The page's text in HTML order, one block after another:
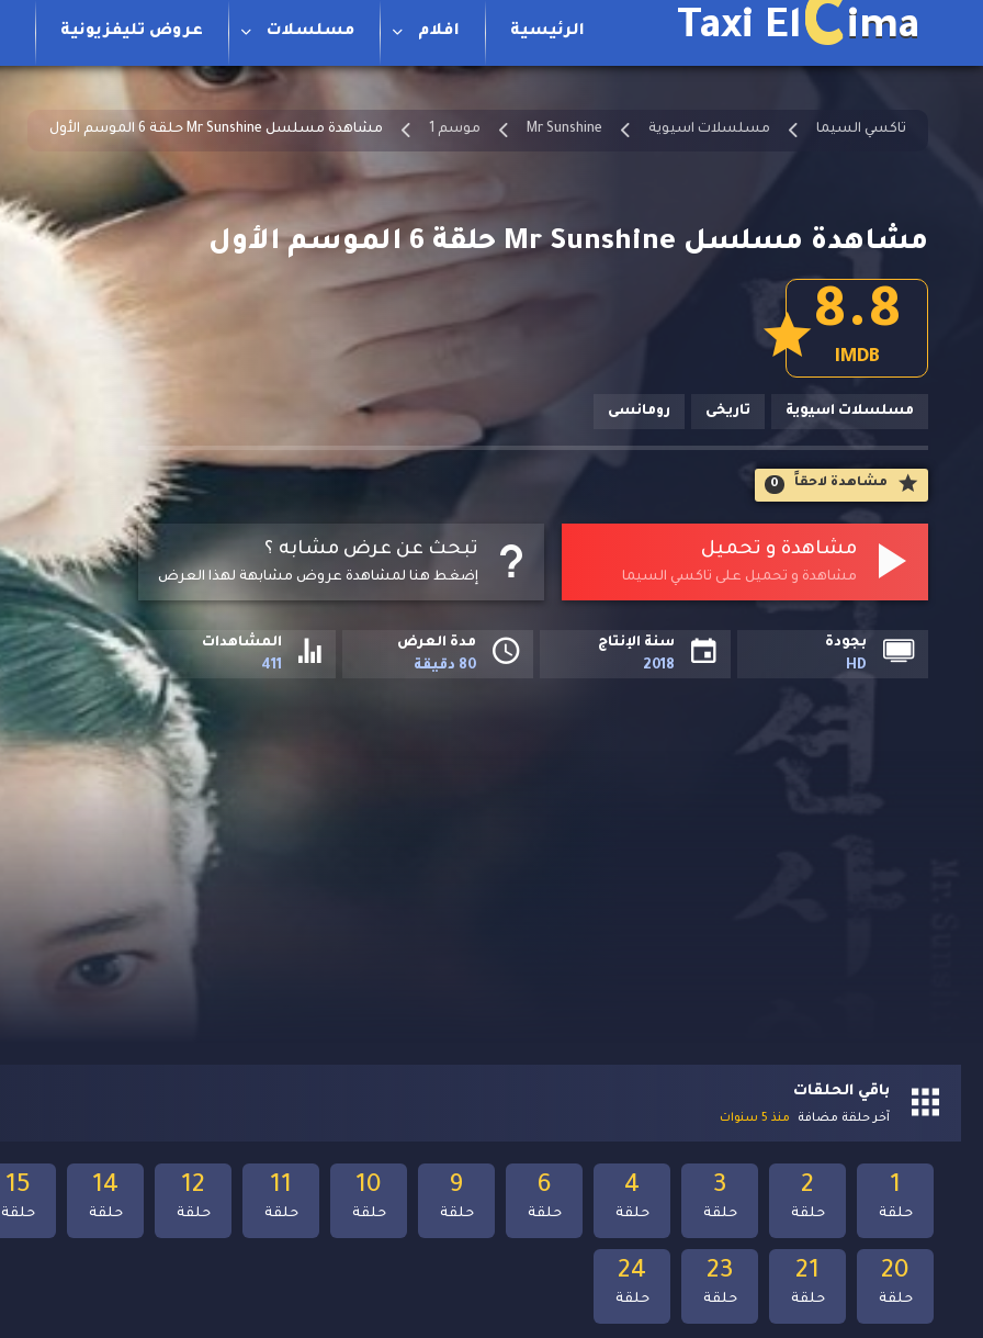
Taxi ElCima الرئيسية افلام مسلسلات عروض تليفزيونية
تاكسي السيما مسلسلات اسيوية Mr Sunshine موسم 1 مشاهدة مسلسل Mr Sunshine حلقة 6 الموسم الأول
مشاهدة مسلسل Mr Sunshine حلقة 6 الموسم الأول
IMDB
8.8
مسلسلات اسيوية تاريخى رومانسى
مشاهدة لاحقاََ 0
تبحث عن عرض مشابه ؟
إضغط هنا لمشاهدة عروض مشابهة لهذا العرض
مشاهدة و تحميل
مشاهدة و تحميل على تاكسي السيما
بجودة
HD
سنة الإنتاج
2018
مدة العرض
80 دقيقة
المشاهدات
411
باقي الحلقات
آخر حلقة مضافة منذ 5 سنوات
24
حلقة
23
حلقة
21
حلقة
20
حلقة
15
حلقة
14
حلقة
12
حلقة
11
حلقة
10
حلقة
9
حلقة
6
حلقة
4
حلقة
3
حلقة
2
حلقة
1
حلقة